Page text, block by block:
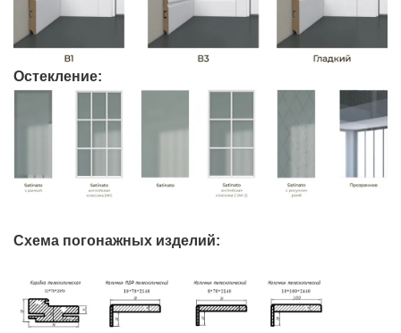
Остекление:
Схема погонажных изделий: